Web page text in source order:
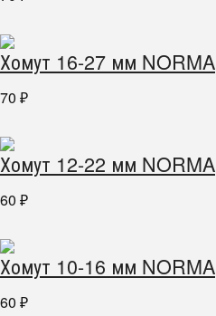
Хомут 16-27 мм NORMA
70 ₽
Хомут 12-22 мм NORMA
60 ₽
Хомут 10-16 мм NORMA
60 ₽